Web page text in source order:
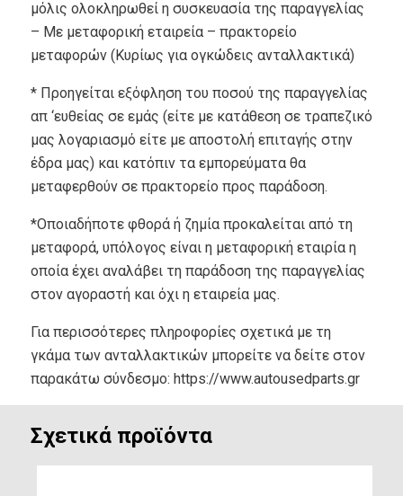
μόλις ολοκληρωθεί η συσκευασία της παραγγελίας
– Με μεταφορική εταιρεία – πρακτορείο
μεταφορών (Κυρίως για ογκώδεις ανταλλακτικά)
* Προηγείται εξόφληση του ποσού της παραγγελίας
απ ‘ευθείας σε εμάς (είτε με κατάθεση σε τραπεζικό
μας λογαριασμό είτε με αποστολή επιταγής στην
έδρα μας) και κατόπιν τα εμπορεύματα θα
μεταφερθούν σε πρακτορείο προς παράδοση.
*Οποιαδήποτε φθορά ή ζημία προκαλείται από τη
μεταφορά, υπόλογος είναι η μεταφορική εταιρία η
οποία έχει αναλάβει τη παράδοση της παραγγελίας
στον αγοραστή και όχι η εταιρεία μας.
Για περισσότερες πληροφορίες σχετικά με τη
γκάμα των ανταλλακτικών μπορείτε να δείτε στον
παρακάτω σύνδεσμο: https://www.autousedparts.gr
Σχετικά προϊόντα